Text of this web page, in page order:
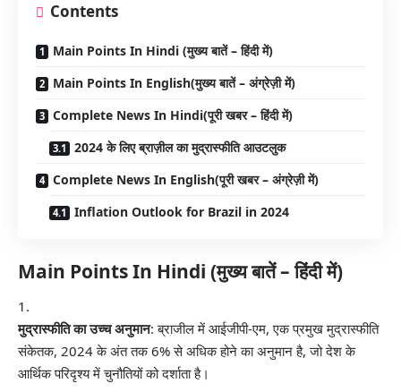
Contents
Main Points In Hindi (मुख्य बातें – हिंदी में)
Main Points In English(मुख्य बातें – अंग्रेज़ी में)
Complete News In Hindi(पूरी खबर – हिंदी में)
2024 के लिए ब्राज़ील का मुद्रास्फीति आउटलुक
Complete News In English(पूरी खबर – अंग्रेज़ी में)
Inflation Outlook for Brazil in 2024
Main Points In Hindi (मुख्य बातें – हिंदी में)
मुद्रास्फीति का उच्च अनुमान: ब्राजील में आईजीपी-एम, एक प्रमुख मुद्रास्फीति
संकेतक, 2024 के अंत तक 6% से अधिक होने का अनुमान है, जो देश के
आर्थिक परिदृश्य में चुनौतियों को दर्शाता है।